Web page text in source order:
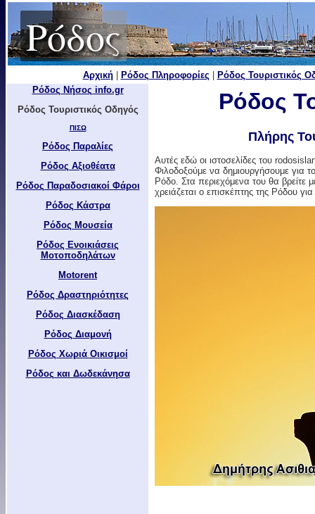
Ρόδος
Αρχική| Ρόδος Πληροφορίες
Ρόδος Τουριστικός
Ρόδος Νήσος info.gr
Ρόδος Τουριστικός Οδηγός
ΠΙΣΩ
Ρόδος Παραλίες
Ρόδος Αξιοθέατα
Ρόδος Παραδοσιακοί Φάροι
Ρόδος Κάστρα
Ρόδος Μουσεία
Ρόδος Ενοικιάσεις
Μοτοποδηλάτων
Motorent
Ρόδος Δραστηριότητες
Ρόδος Διασκέδαση
Ρόδος Διαμονή
Ρόδος Χωριά Οικισμοί
Ρόδος και Δωδεκάνησα
Ρόδος
Πλήρης
Αυτές εδώ οι ιστοσελίδες του
Φιλοδοξούμε να δημιουργήσουμε για
Ρόδο. Στα περιεχόμενα του θα βρείτε
χρειάζεται ο επισκέπτης της Ρόδου